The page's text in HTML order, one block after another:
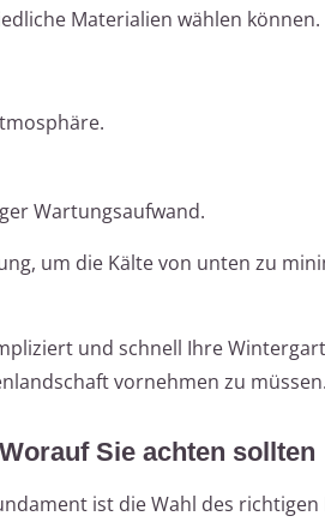
Materialien wählen können.
Wartungsaufwand.
um die Kälte von unten zu
und schnell Ihre
vornehmen zu müssen.
Sie achten sollten
ist die Wahl des richtigen